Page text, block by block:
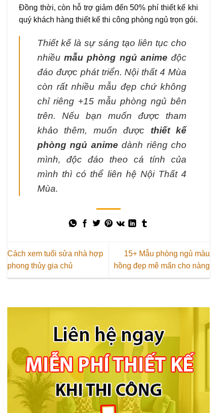
Đồng thời, còn hỗ trợ giảm đến 50% phí thiết kế khi
quý khách hàng thiết kế thi công phòng ngủ trọn gói.
Thiết kế là sự sáng tạo liên tục cho
nhiềumẫu phòng ngủ anime độc
đáo được phát triển. Nội thất 4 Mùa
còn rất nhiều mẫu đẹp chứ không
chỉ riêng +15 mẫu phòng ngủ bên
trên. Nếu bạn muốn được tham
khảo thêm, muốn được thiết kế
phòng ngủ anime dành riêng cho
mình, độc đáo theo cá tính của
mình thì có thể liên hệ Nội Thất 4
Mùa.
Cách xem tuổi sửa nhà hợp
phong thủy gia chủ
15+ Mẫu phòng ngủ màu
hồng đẹp mê mẩn cho nàng